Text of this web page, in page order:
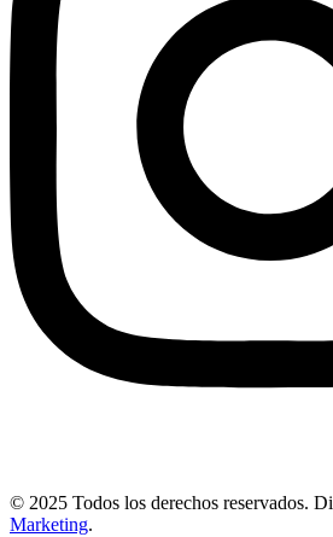
© 2025 Todos los derechos reservados.
Marketing.